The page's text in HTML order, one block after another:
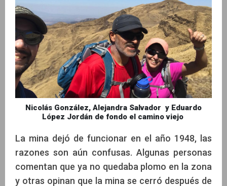
Nicolás González, Alejandra Salvador y Eduardo
López Jordán de fondo el camino viejo
La mina dejó de funcionar en el año 1948, las
razones son aún confusas. Algunas personas
comentan que ya no quedaba plomo en la zona
y otras opinan que la mina se cerró después de